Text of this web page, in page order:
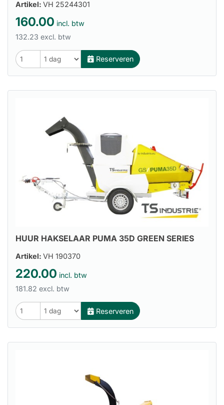
Artikel: VH 25244301
160.00 incl. btw
132.23 excl. btw
Reserveren
HUUR HAKSELAAR PUMA 35D GREEN SERIES
Artikel: VH 190370
220.00 incl. btw
181.82 excl. btw
Reserveren